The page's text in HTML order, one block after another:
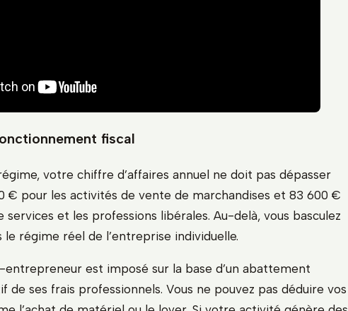
fiscal
votre chiffre d’affaires annuel ne doit pas dépasser
€ pour les activités de vente de marchandises et 83 600 €
et les professions libérales. Au-delà, vous basculez
régime réel de l’entreprise individuelle.
est imposé sur la base d’un abattement
ses frais professionnels. Vous ne pouvez pas déduire vos